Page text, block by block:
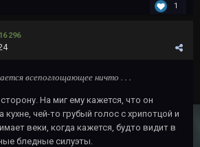
1
16 296
всепоглощающее ничто . . .
На миг ему кажется, что он
чей-то грубый голос с хрипотцой и
веки, когда кажется, будто видит в
бледные силуэты.